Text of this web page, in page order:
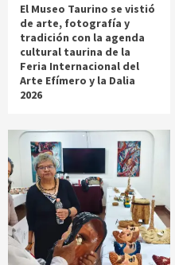
El Museo Taurino se vistió
de arte, fotografía y
tradición con la agenda
cultural taurina de la
Feria Internacional del
Arte Efímero y la Dalia
2026